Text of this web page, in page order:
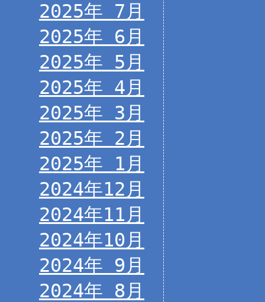
2025年 7月
2025年 6月
2025年 5月
2025年 4月
2025年 3月
2025年 2月
2025年 1月
2024年12月
2024年11月
2024年10月
2024年 9月
2024年 8月